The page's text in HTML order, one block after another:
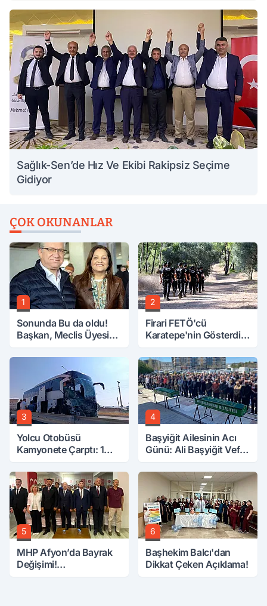
Sağlık-Sen’de Hız Ve Ekibi Rakipsiz Seçime
Gidiyor
ÇOK OKUNANLAR
1
Sonunda Bu da oldu!
Başkan, Meclis Üyesini
Attırdı
2
Firari FETÖ'cü
Karatepe'nin Gösterdiği
Aranıyor
3
Yolcu Otobüsü
Kamyonete Çarptı: 1
4
Başyiğit Ailesinin Acı
Günü: Ali Başyiğit Vefat
5
MHP Afyon’da Bayrak
Değişimi!
6
Başhekim Balcı'dan
Dikkat Çeken Açıklama!